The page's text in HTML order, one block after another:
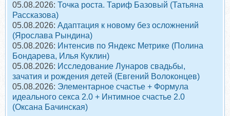
05.08.2026: Точка роста. Тариф Базовый (Татьяна
Рассказова)
05.08.2026: Адаптация к новому без осложнений
(Ярослава Рындина)
05.08.2026: Интенсив по Яндекс Метрике (Полина
Бондарева, Илья Куклин)
05.08.2026: Исследование Лунаров свадьбы,
зачатия и рождения детей (Евгений Волоконцев)
05.08.2026: Элементарное счастье + Формула
идеального секса 2.0 + Интимное счастье 2.0
(Оксана Бачинская)